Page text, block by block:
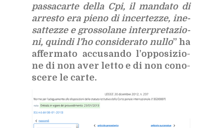
pas­sa­car­te del­la Cpi, il man­da­to di
ar­re­sto era pie­no di in­cer­tez­ze, ine­
sat­tez­ze e gros­so­la­ne in­ter­pre­ta­zio­
ni, quin­di l’ho con­si­de­ra­to nul­lo” ha
af­fer­ma­to ac­cu­san­do l’op­po­si­zio­
ne di non aver let­to e di non co­no­
sce­re le car­te.